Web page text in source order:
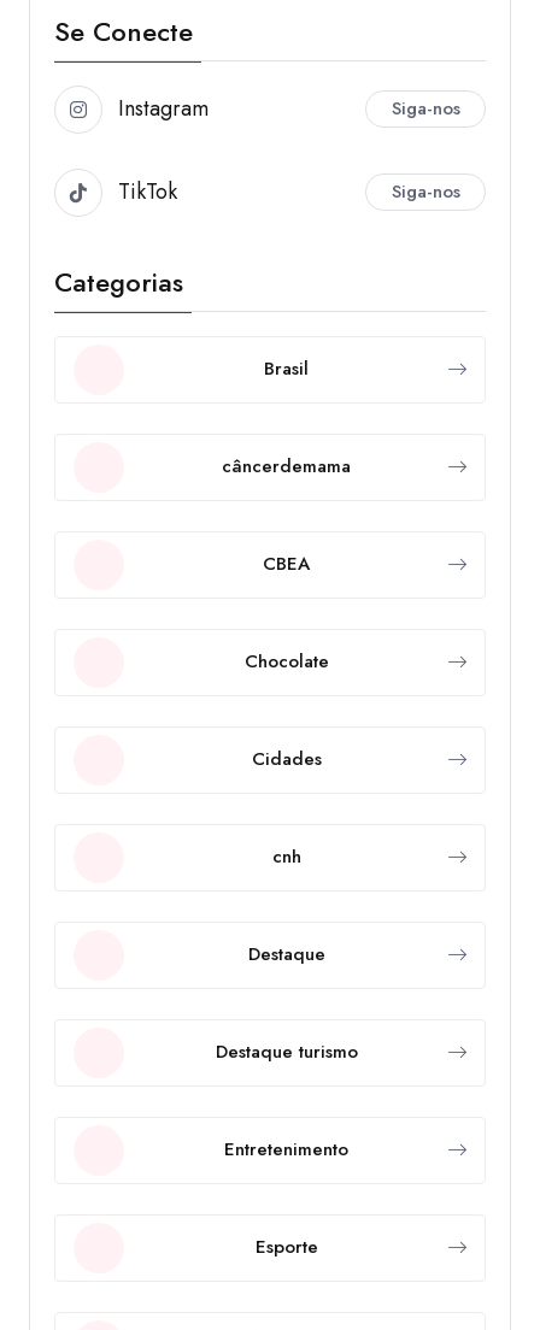
Se Conecte
Instagram Siga-nos
TikTok Siga-nos
Categorias
Brasil
câncerdemama
CBEA
Chocolate
Cidades
cnh
Destaque
Destaque turismo
Entretenimento
Esporte